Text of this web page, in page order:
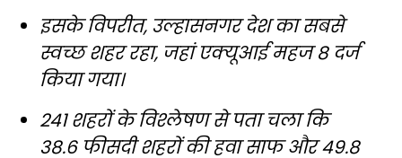
इसके विपरीत, उल्हासनगर देश का सबसे
स्वच्छ शहर रहा, जहां एक्यूआई महज 8 दर्ज
किया गया।
241 शहरों के विश्लेषण से पता चला कि
38.6 फीसदी शहरों की हवा साफ और 49.8